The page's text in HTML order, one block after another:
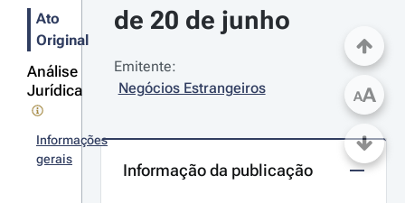
Ato
Original
Análise
Jurídica
Informações
gerais
de 20 de junho
Emitente:
Negócios Estrangeiros
Informação da publicação
AA